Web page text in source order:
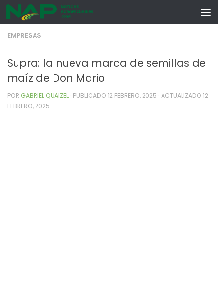
Skip to content
EMPRESAS
Supra: la nueva marca de semillas de
maíz de Don Mario
POR GABRIEL QUAIZEL · PUBLICADO 12 FEBRERO, 2025 · ACTUALIZADO 12
FEBRERO, 2025